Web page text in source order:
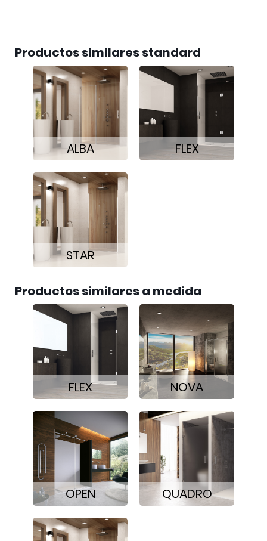
Productos similares standard
ALBA FLEX
STAR
Productos similares a medida
FLEX NOVA
OPEN QUADRO